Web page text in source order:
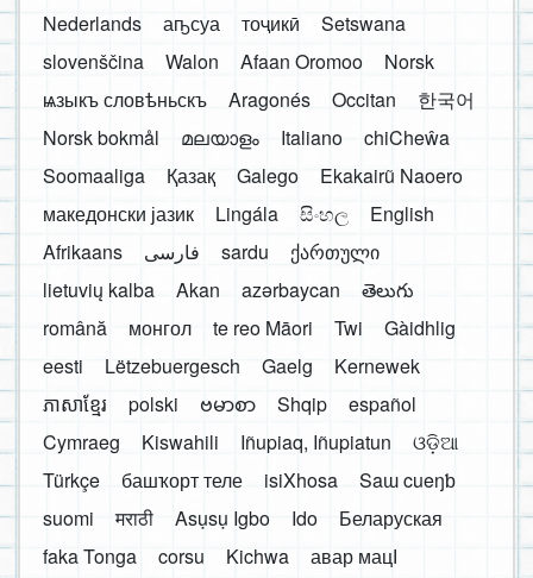
Nederlands
аҧсуа тоҷикӣ
Setswana
slovenščina
Walon Afaan Oromoo
Norsk
ѩзыкъ словѣньскъ
Aragonés Occitan
한국어
Norsk bokmål
മലയാളം Italiano
chiCheŵa
Soomaaliga
Қазақ Galego
Ekakairũ Naoero
македонски јазик
Lingála සිංහල
English
Afrikaans
فارسی sardu
ქართული
lietuvių kalba
Akan azərbaycan
తెలుగు
română
монгол te reo Māori Twi
Gàidhlig
eesti
Lëtzebuergesch Gaelg
Kernewek
ភាសាខ្មែរ
polski ဗမာစာ Shqip
español
Cymraeg
Kiswahili Iñupiaq, Iñupiatun
ଓଡ଼ିଆ
Türkçe
башҡорт теле isiXhosa
Saɯ cueŋƅ
suomi
मराठी Asụsụ Igbo Ido
Беларуская
faka Tonga
corsu Kichwa
авар мацӀ